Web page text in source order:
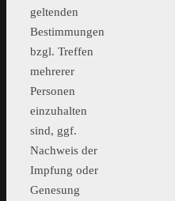
geltenden
Bestimmungen
bzgl. Treffen
mehrerer
Personen
einzuhalten
sind, ggf.
Nachweis der
Impfung oder
Genesung